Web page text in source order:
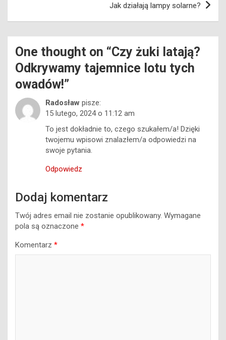
Jak działają lampy solarne?
One thought on “Czy żuki latają?
Odkrywamy tajemnice lotu tych
owadów!”
Radosław pisze:
15 lutego, 2024 o 11:12 am
To jest dokładnie to, czego szukałem/a! Dzięki
twojemu wpisowi znalazłem/a odpowiedzi na
swoje pytania.
Odpowiedz
Dodaj komentarz
Twój adres email nie zostanie opublikowany. Wymagane
pola są oznaczone *
Komentarz *